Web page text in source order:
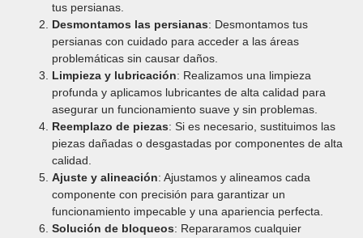
tus persianas.
Desmontamos las persianas: Desmontamos tus
persianas con cuidado para acceder a las áreas
problemáticas sin causar daños.
Limpieza y lubricación: Realizamos una limpieza
profunda y aplicamos lubricantes de alta calidad para
asegurar un funcionamiento suave y sin problemas.
Reemplazo de piezas: Si es necesario, sustituimos las
piezas dañadas o desgastadas por componentes de alta
calidad.
Ajuste y alineación: Ajustamos y alineamos cada
componente con precisión para garantizar un
funcionamiento impecable y una apariencia perfecta.
Solución de bloqueos: Repararamos cualquier